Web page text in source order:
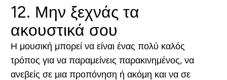
12. Μην ξεχνάς τα
ακουστικά σου
Η μουσική μπορεί να είναι ένας πολύ καλός
τρόπος για να παραμείνεις παρακινημένος, να
ανεβείς σε μια προπόνηση ή ακόμη και να σε